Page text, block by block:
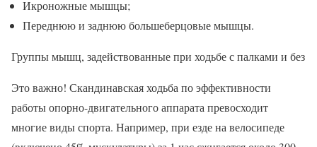
Икроножные мышцы;
Переднюю и заднюю большеберцовые мышцы.
Группы мышц, задействованные при ходьбе с палками и без
Это важно! Скандинавская ходьба по эффективности
работы опорно-двигательного аппарата превосходит
многие виды спорта. Например, при езде на велосипеде